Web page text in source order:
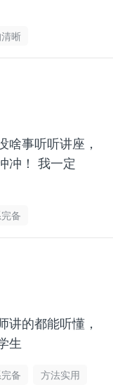
晰
啥事听听讲座，
冲！ 我一定
备
讲的都能听懂，
生
备
方法实用